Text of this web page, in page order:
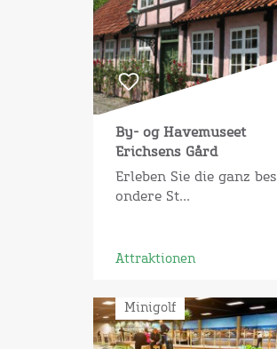
By- og Havemuseet
Erichsens Gård
Erleben Sie die ganz bes
ondere St...
Attraktionen
Minigolf